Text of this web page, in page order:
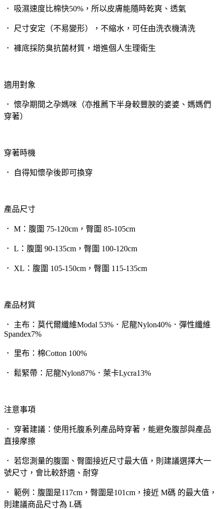
． 吸濕速度比棉快50%，所以皮膚能隨時乾爽、透氣
． 尺寸安定（不易變形），不縮水，可任由洗衣機清洗
． 褲底採防臭抗菌材質，增進個人生理衛生
適用對象
． 懷孕期間之孕媽咪（亦推薦下半身較豐腴的婆婆、媽媽們
穿著）
穿著時機
． 自得知懷孕後即可換穿
產品尺寸
． M：腹圍 75-120cm，臀圍 85-105cm
． L：腹圍 90-135cm，臀圍 100-120cm
． XL：腹圍 105-150cm，臀圍 115-135cm
產品材質
． 主布：莫代爾纖維Modal 53%．尼龍Nylon40%．彈性纖維
Spandex7%
． 里布：棉Cotton 100%
． 鬆緊帶：尼龍Nylon87%．萊卡Lycra13%
注意事項
． 穿著建議：使用托腹系列產品時穿著，能避免腹部與產品
直接摩擦
． 若您測量的腹圍、臀圍接近尺寸最大值，則建議選擇大一
號尺寸，會比較舒適、耐穿
． 範例：腹圍是117cm，臀圍是101cm，接近 M碼 的最大值，
則建議商品尺寸為 L碼